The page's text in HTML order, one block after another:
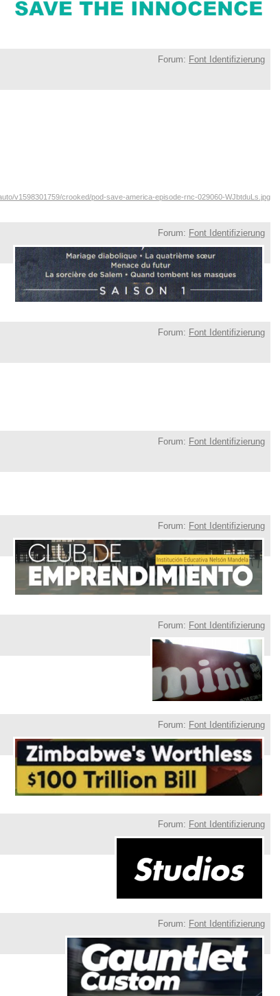
Forum: Font Identifizierung
v1598301759/crooked/pod-save-america-episode-rnc-029060-WJbtduLs.jpg
Forum: Font Identifizierung
Forum: Font Identifizierung
Forum: Font Identifizierung
Forum: Font Identifizierung
Forum: Font Identifizierung
Forum: Font Identifizierung
Forum: Font Identifizierung
Forum: Font Identifizierung